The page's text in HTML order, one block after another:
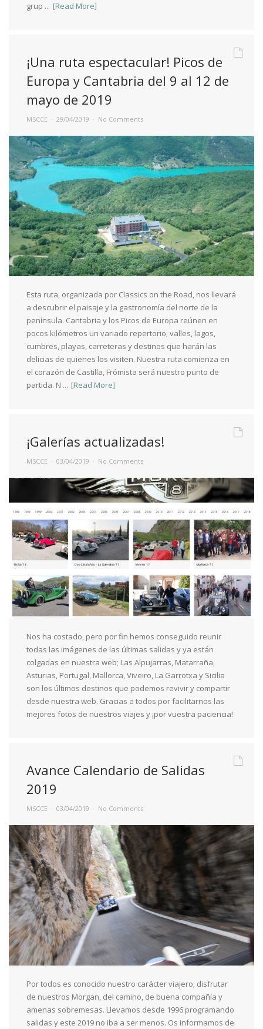
grup ... [Read More]
¡Una ruta espectacular! Picos de
Europa y Cantabria del 9 al 12 de
mayo de 2019
MSCCE 29/04/2019 No Comments
Esta ruta, organizada por Classics on the Road, nos llevará
a descubrir el paisaje y la gastronomía del norte de la
península. Cantabria y los Picos de Europa reúnen en
pocos kilómetros un variado repertorio; valles, lagos,
cumbres, playas, carreteras y destinos que harán las
delicias de quienes los visiten. Nuestra ruta comienza en
el corazón de Castilla, Frómista será nuestro punto de
partida. N ... [Read More]
¡Galerías actualizadas!
MSCCE 03/04/2019 No Comments
Nos ha costado, pero por fin hemos conseguido reunir
todas las imágenes de las últimas salidas y ya están
colgadas en nuestra web; Las Alpujarras, Matarraña,
Asturias, Portugal, Mallorca, Viveiro, La Garrotxa y Sicilia
son los últimos destinos que podemos revivir y compartir
desde nuestra web. Gracias a todos por facilitarnos las
mejores fotos de nuestros viajes y ¡por vuestra paciencia!
Avance Calendario de Salidas
2019
MSCCE 03/04/2019 No Comments
Por todos es conocido nuestro carácter viajero; disfrutar
de nuestros Morgan, del camino, de buena compañía y
amenas sobremesas. Llevamos desde 1996 programando
salidas y este 2019 no iba a ser menos. Os informamos de